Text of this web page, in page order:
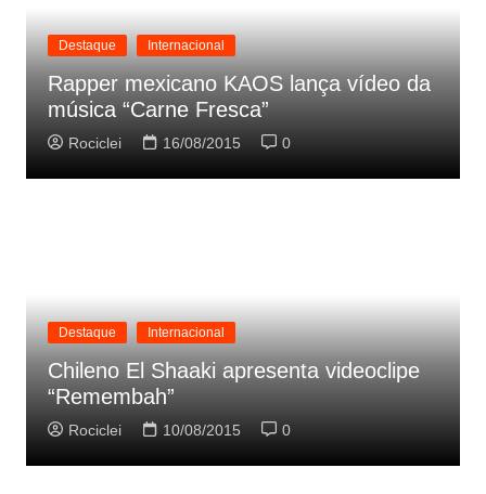
Destaque Internacional
Rapper mexicano KAOS lança vídeo da
música “Carne Fresca”
Rociclei 16/08/2015 0
Destaque Internacional
Chileno El Shaaki apresenta videoclipe
“Remembah”
Rociclei 10/08/2015 0